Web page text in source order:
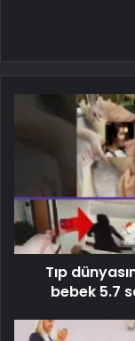
Tıp
bebek 5.7